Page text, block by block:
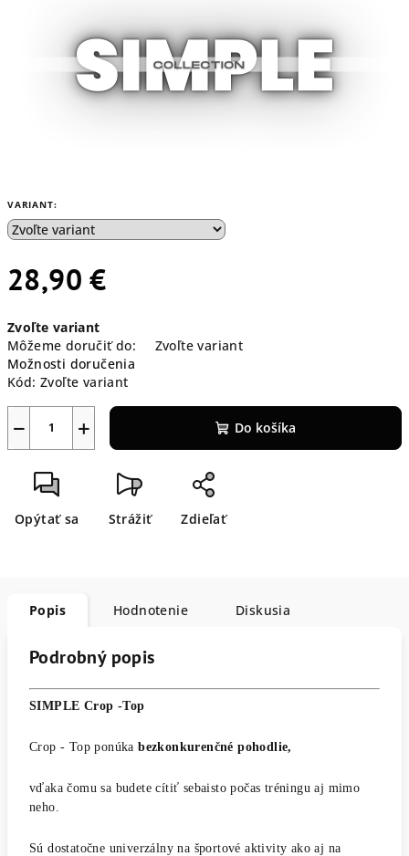
VARIANT:
28,90 €
cena:
Zvoľte variant
Môžeme doručiť do:
Zvoľte variant
Možnosti doručenia
Kód: Zvoľte variant
+
− Do košíka
Opýtať sa Strážiť Zdieľať
Popis Hodnotenie Diskusia
Podrobný popis
SIMPLE Crop -Top
Crop - Top ponúkabezkonkurenčné pohodlie,
vďaka čomu sa budete cítiť sebaisto počas tréningu aj mimo
neho.
Sú dostatočne univerzálny na športové aktivity ako aj na